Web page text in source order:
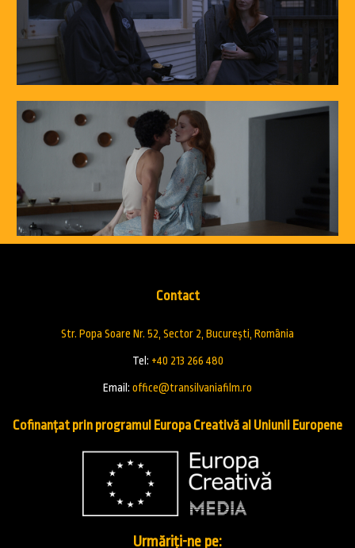
Contact
Str. Popa Soare Nr. 52, Sector 2, București, România
Tel: +40 213 266 480
Email: office@transilvaniafilm.ro
Cofinanțat prin programul Europa Creativă al Uniunii Europene
Urmăriți-ne pe: